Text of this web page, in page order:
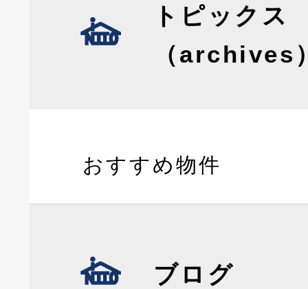
トピックス
（archives
おすすめ物件
ブログ